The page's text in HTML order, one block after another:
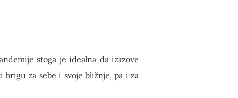
stoga je idealna da izazove
za sebe i svoje bližnje, pa i za